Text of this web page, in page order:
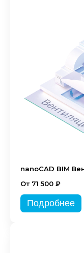
nanoCAD BIM
От 71 500 ₽
Подробнее